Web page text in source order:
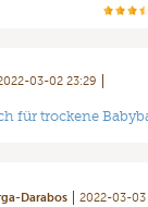
03-02 23:29
für trockene
Darabos 2022-03-03